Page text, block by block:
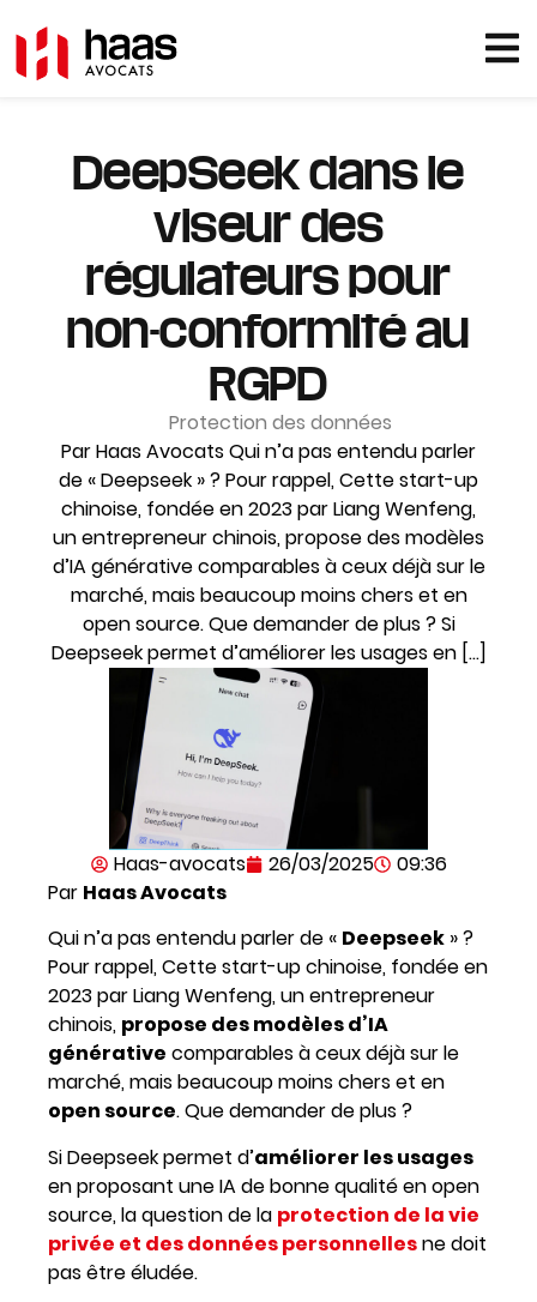
DeepSeek dans le
viseur des
régulateurs pour
non-conformité au
RGPD
Protection des données
Par Haas Avocats Qui n’a pas entendu parler
de « Deepseek » ? Pour rappel, Cette start-up
chinoise, fondée en 2023 par Liang Wenfeng,
un entrepreneur chinois, propose des modèles
d’IA générative comparables à ceux déjà sur le
marché, mais beaucoup moins chers et en
open source. Que demander de plus ? Si
Deepseek permet d’améliorer les usages en […]
Haas-avocats 26/03/2025
09:36
Par Haas Avocats
Qui n’a pas entendu parler de « Deepseek » ?
Pour rappel, Cette start-up chinoise, fondée en
2023 par Liang Wenfeng, un entrepreneur
chinois, propose des modèles d’IA
générative comparables à ceux déjà sur le
marché, mais beaucoup moins chers et en
open source. Que demander de plus ?
SiDeepseek permet d’améliorer les usages
en proposant une IA de bonne qualité en open
source, la question de la protection de la vie
privée et des données personnellesne doit
pas être éludée.